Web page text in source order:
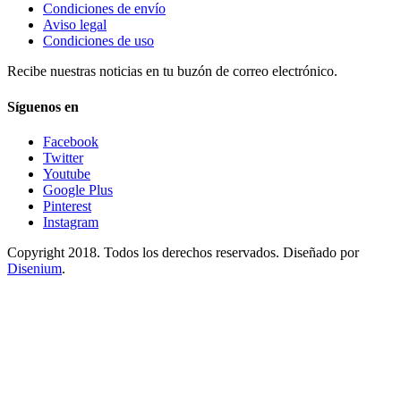
Condiciones de envío
Aviso legal
Condiciones de uso
Recibe nuestras noticias en tu buzón de correo electrónico.
Síguenos en
Facebook
Twitter
Youtube
Google Plus
Pinterest
Instagram
Copyright 2018. Todos los derechos reservados. Diseñado por
Disenium.